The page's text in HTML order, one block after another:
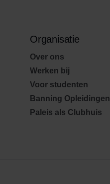
Organisatie
Over ons
Werken bij
Voor studenten
Banning Opleidingen
Paleis als Clubhuis